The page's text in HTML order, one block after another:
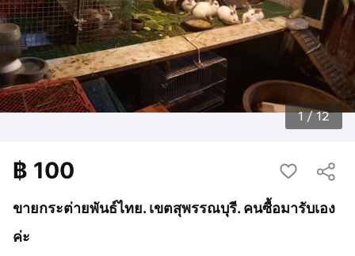
1/12
ขายกระต่ายพันธ์ไทย. เขตสุพรรณบุรี. คนซื้อมารับเอง
ค่ะ
฿ 100